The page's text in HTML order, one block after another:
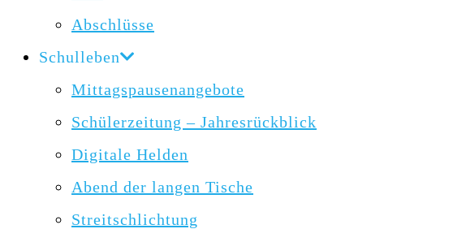
Abschlüsse
Schulleben
Mittagspausenangebote
Schülerzeitung – Jahresrückblick
Digitale Helden
Abend der langen Tische
Streitschlichtung